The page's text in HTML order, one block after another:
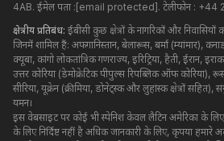
4AB. ईमेल पता : [email protected] . टेलीफोन :
क्षेत्रीय प्रतिबंध: ईबीसी कुछ क्षेत्रों के नागरिकों और निवासियों
जिनमें शामिल हैं: अफगानिस्तान, बेलारूस, बर्मा (म्यांमार),
क्यूबा, ​​कांगो लोकतांत्रिक गणराज्य, इरिट्रिया, हैती, ईरान,
उत्तर कोरिया (डेमोक्रेटिक पीपुल्स रिपब्लिक ऑफ कोरिया),
सीरिया, यूक्रेन (क्रीमिया, डोनेट्स्क और लुहांस्क क्षेत्रों
यमन।
इस वेबसाइट पर कोई भी स्पेनिश केवल लैटिन अमेरिका के
के लिए निर्दिष्ट नहीं है अधिक जानकारी के लिए, कृपया हमारे